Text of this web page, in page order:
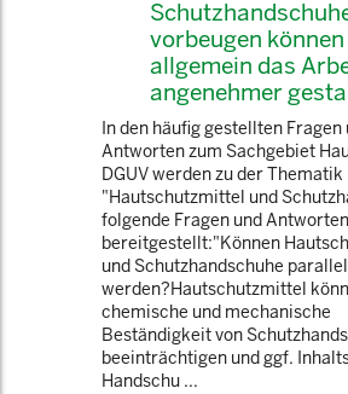
vorbeugen
allgemein das
angenehmer
In den häufig gestellten Fragen
Antworten zum Sachgebiet
DGUV werden zu der Thematik
"Hautschutzmittel und
folgende Fragen und Antworten
bereitgestellt:"Können
und Schutzhandschuhe
werden?Hautschutzmittel
chemische und mechanische
Beständigkeit von
beeinträchtigen und ggf.
Handschu ...